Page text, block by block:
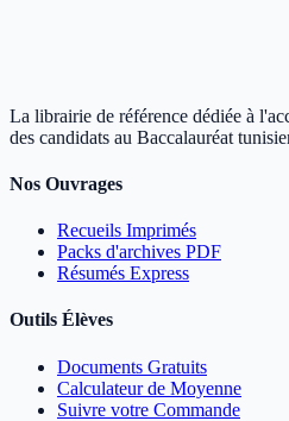
La librairie de référence dédiée à
des candidats au Baccalauréat
Nos Ouvrages
Recueils Imprimés
Packs d'archives PDF
Résumés Express
Outils Élèves
Documents Gratuits
Calculateur de Moyenne
Suivre votre Commande